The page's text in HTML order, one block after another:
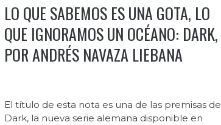
LO QUE SABEMOS ES UNA GOTA, LO
QUE IGNORAMOS UN OCÉANO: DARK,
POR ANDRÉS NAVAZA LIEBANA
El título de esta nota es una de las premisas de
Dark, la nueva serie alemana disponible en